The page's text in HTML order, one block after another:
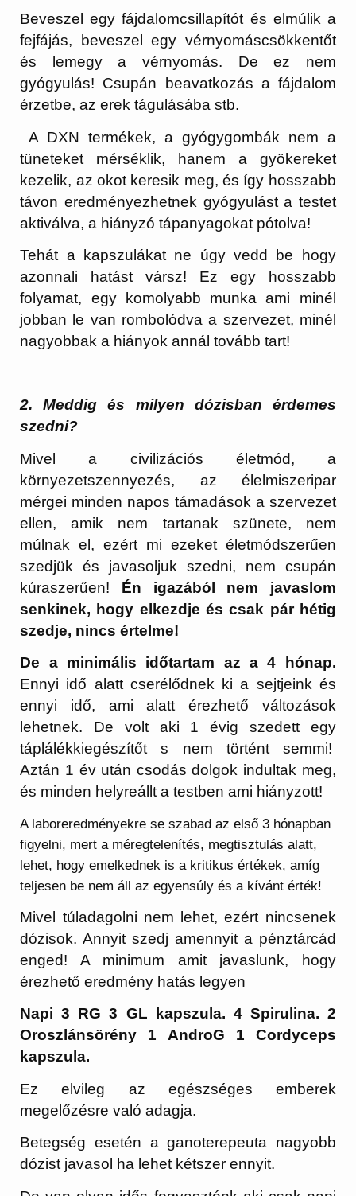
Beveszel egy fájdalomcsillapítót és elmúlik a
fejfájás, beveszel egy vérnyomáscsökkentőt
és lemegy a vérnyomás. De ez nem
gyógyulás! Csupán beavatkozás a fájdalom
érzetbe, az erek tágulásába stb.
A DXN termékek, a gyógygombák nem a
tüneteket mérséklik, hanem a gyökereket
kezelik, az okot keresik meg, és így hosszabb
távon eredményezhetnek gyógyulást a testet
aktiválva, a hiányzó tápanyagokat pótolva!
Tehát a kapszulákat ne úgy vedd be hogy
azonnali hatást vársz! Ez egy hosszabb
folyamat, egy komolyabb munka ami minél
jobban le van rombolódva a szervezet, minél
nagyobbak a hiányok annál tovább tart!
2. Meddig és milyen dózisban érdemes
szedni?
Mivel a civilizációs életmód, a
környezetszennyezés, az élelmiszeripar
mérgei minden napos támadások a szervezet
ellen, amik nem tartanak szünete, nem
múlnak el, ezért mi ezeket életmódszerűen
szedjük és javasoljuk szedni, nem csupán
kúraszerűen! Én igazából nem javaslom
senkinek, hogy elkezdje és csak pár hétig
szedje, nincs értelme!
De a minimális időtartam az a 4 hónap.
Ennyi idő alatt cserélődnek ki a sejtjeink és
ennyi idő, ami alatt érezhető változások
lehetnek. De volt aki 1 évig szedett egy
táplálékkiegészítőt s nem történt semmi!
Aztán 1 év után csodás dolgok indultak meg,
és minden helyreállt a testben ami hiányzott!
A laboreredményekre se szabad az első 3 hónapban
figyelni, mert a méregtelenítés, megtisztulás alatt,
lehet, hogy emelkednek is a kritikus értékek, amíg
teljesen be nem áll az egyensúly és a kívánt érték!
Mivel túladagolni nem lehet, ezért nincsenek
dózisok. Annyit szedj amennyit a pénztárcád
enged! A minimum amit javaslunk, hogy
érezhető eredmény hatás legyen
Napi 3 RG 3 GL kapszula. 4 Spirulina. 2
Oroszlánsörény 1 AndroG 1 Cordyceps
kapszula.
Ez elvileg az egészséges emberek
megelőzésre való adagja.
Betegség esetén a ganoterepeuta nagyobb
dózist javasol ha lehet kétszer ennyit.